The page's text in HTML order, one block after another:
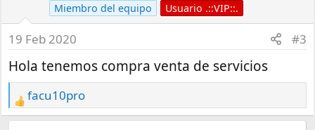
o
n
s
:
Miembro del equipo Usuario .::VIP::.
19 Feb 2020 #3
Hola tenemos compra venta de servicios
R
e
facu10pro